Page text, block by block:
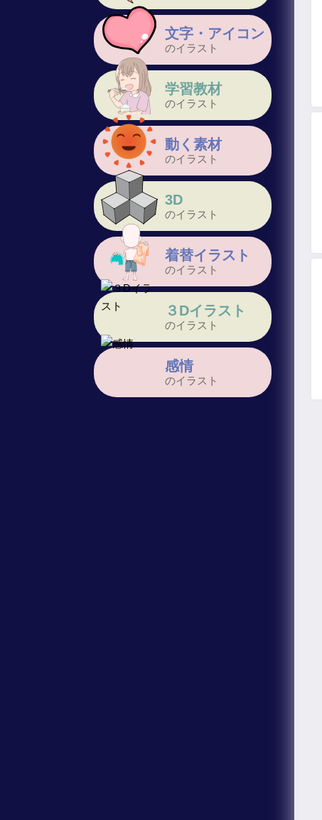
文字・アイコン
のイラスト
学習教材
のイラスト
動く素材
のイラスト
3D
のイラスト
着替イラスト
のイラスト
３Dイラスト
のイラスト
感情
のイラスト